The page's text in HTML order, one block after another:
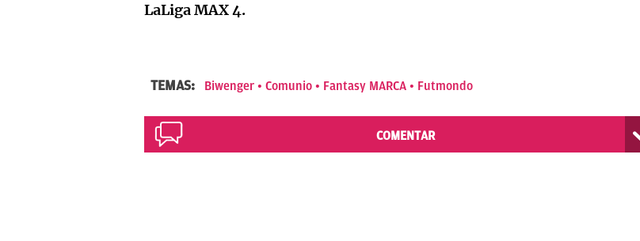
LaLiga MAX 4.
TEMAS: Biwenger Comunio Fantasy MARCA Futmondo
COMENTAR